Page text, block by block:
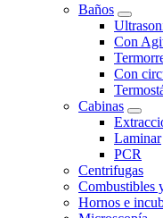
Baños
Con
Con
Cabinas
Laminar
PCR
Centrifugas
Combustibles
Hornos e